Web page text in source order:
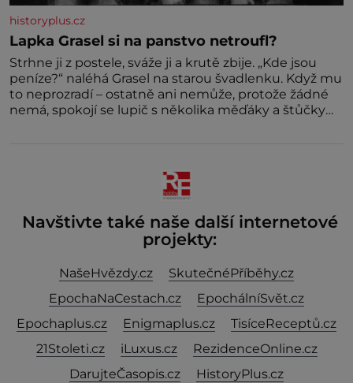
historyplus.cz
Lapka Grasel si na panstvo netroufl?
Strhne ji z postele, sváže ji a krutě zbije. „Kde jsou
peníze?“ naléhá Grasel na starou švadlenku. Když mu
to neprozradí – ostatně ani nemůže, protože žádné
nemá, spokojí se lupič s několika měďáky a štůčky
Navštivte také naše další internetové
projekty:
NašeHvězdy.cz
SkutečnéPříběhy.cz
EpochaNaCestach.cz
EpochálníSvět.cz
Epochaplus.cz
Enigmaplus.cz
TisíceReceptů.cz
21Stoleti.cz
iLuxus.cz
RezidenceOnline.cz
DarujteČasopis.cz
HistoryPlus.cz